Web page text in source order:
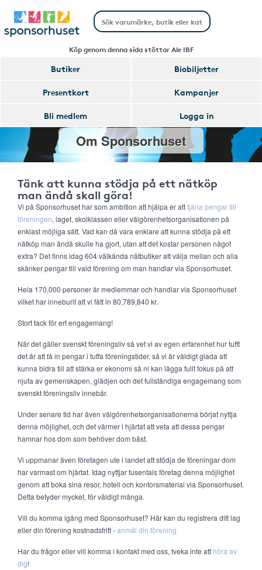
Köp genom denna sida stöttar Ale IBF
Butiker
Biobiljetter
Presentkort
Kampanjer
Bli medlem
Logga in
Om Sponsorhuset
Tänk att kunna stödja på ett nätköp
man ändå skall göra!
Vi på Sponsorhuset har som ambition att hjälpa er atttjäna pengar till
föreningen, laget, skolklassen eller välgörenhetsorganisationen på
enklast möjliga sätt. Vad kan då vara enklare att kunna stödja på ett
nätköp man ändå skulle ha gjort, utan att det kostar personen något
extra? Det finns idag 604 välkända nätbutiker att välja mellan och alla
skänker pengar till vald förening om man handlar via Sponsorhuset.
Hela 170,000 personer är medlemmar och handlar via Sponsorhuset
vilket har inneburit att vi fått in 80,789,840 kr.
Stort tack för ert engagemang!
När det gäller svenskt föreningsliv så vet vi av egen erfarenhet hur tufft
det är att få in pengar i tuffa föreningstider, så vi är väldigt glada att
kunna bidra till att stärka er ekonomi så ni kan lägga fullt fokus på att
njuta av gemenskapen, glädjen och det fullständiga engagemang som
svenskt föreningsliv innebär.
Under senare tid har även välgörenhetsorganisationerna börjat nyttja
denna möjlighet, och det värmer i hjärtat att veta att dessa pengar
hamnar hos dom som behöver dom bäst.
Vi uppmanar även företagen ute i landet att stödja de föreningar dom
har varmast om hjärtat. Idag nyttjar tusentals företag denna möjlighet
genom att boka sina resor, hotell och kontorsmaterial via Sponsorhuset.
Detta betyder mycket, för väldigt många.
Vill du komma igång med Sponsorhuset? Här kan du registrera ditt lag
eller din förening kostnadsfritt -anmäl din förening
Har du frågor eller vill komma i kontakt med oss, tveka inte att höra av
dig!